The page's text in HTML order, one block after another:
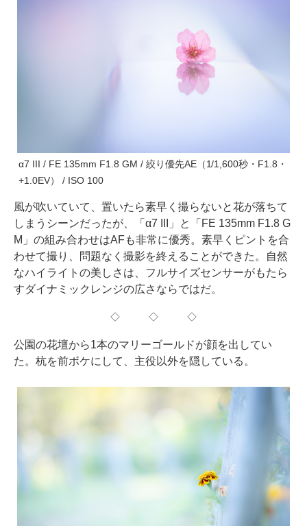
α7 III / FE 135mm F1.8 GM / 絞り優先AE（1/1,600秒・F1.8・
+1.0EV） / ISO 100
風が吹いていて、置いたら素早く撮らないと花が落ちて
しまうシーンだったが、「α7 III」と「FE 135mm F1.8 G
M」の組み合わせはAFも非常に優秀。素早くピントを合
わせて撮り、問題なく撮影を終えることができた。自然
なハイライトの美しさは、フルサイズセンサーがもたら
すダイナミックレンジの広さならではだ。
◇ ◇ ◇
公園の花壇から1本のマリーゴールドが顔を出してい
た。杭を前ボケにして、主役以外を隠している。